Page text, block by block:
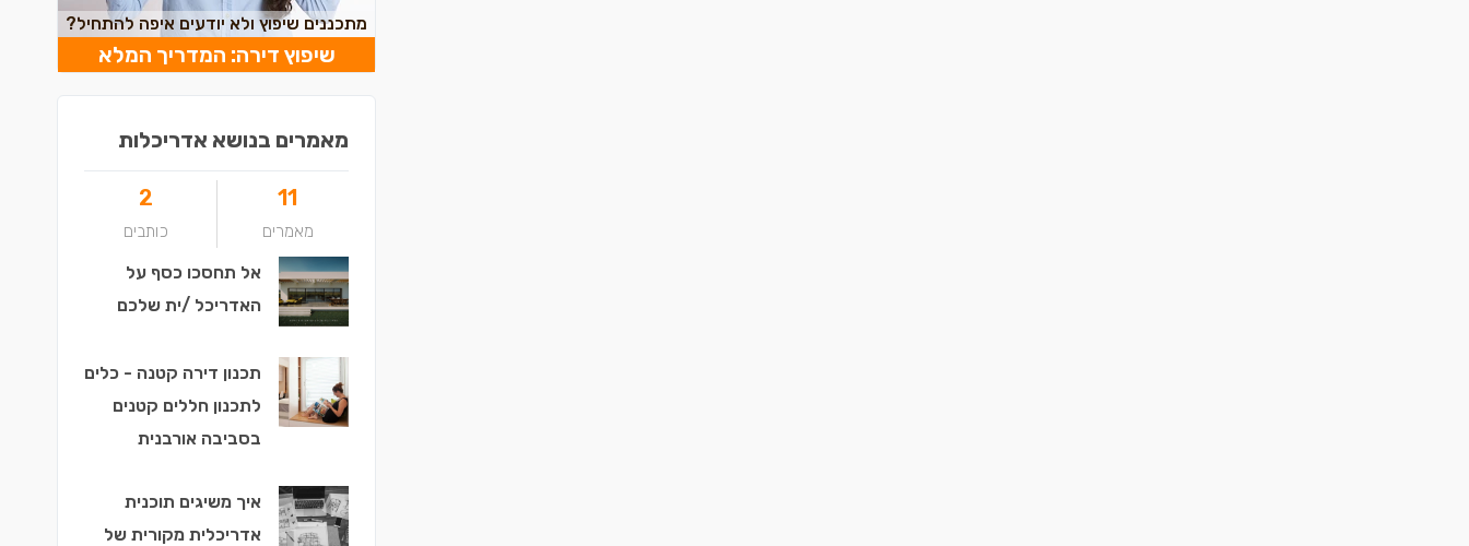
מתכננים שיפוץ ולא יודעים איפה להתחיל?
שיפוץ דירה: המדריך המלא
מאמרים בנושא אדריכלות
11
מאמרים
2
כותבים
אל תחסכו כסף על
האדריכל /ית שלכם
תכנון דירה קטנה - כלים
לתכנון חללים קטנים
בסביבה אורבנית
איך משיגים תוכנית
אדריכלית מקורית של